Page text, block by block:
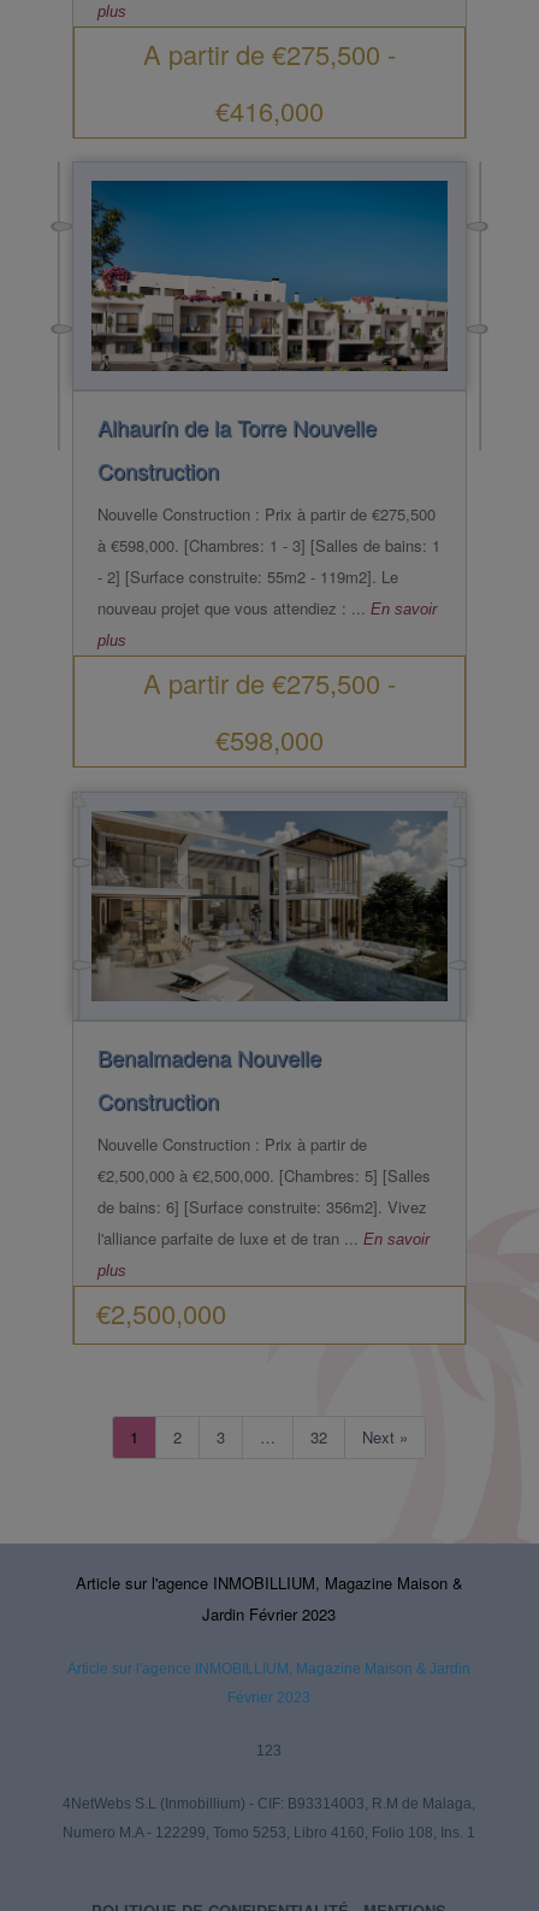
plus
A partir de €275,500 -
€416,000
Alhaurín de la Torre Nouvelle
Construction
Nouvelle Construction : Prix à partir de €275,500
à €598,000. [Chambres: 1 - 3] [Salles de bains: 1
- 2] [Surface construite: 55m2 - 119m2]. Le
nouveau projet que vous attendiez : ... En savoir
plus
A partir de €275,500 -
€598,000
Benalmadena Nouvelle
Construction
Nouvelle Construction : Prix à partir de
€2,500,000 à €2,500,000. [Chambres: 5] [Salles
de bains: 6] [Surface construite: 356m2]. Vivez
l'alliance parfaite de luxe et de tran ...
En savoir
plus
€2,500,000
1 2 3 … 32 Next »
Article sur l'agence INMOBILLIUM, Magazine Maison &
Jardin Février 2023
Article sur l'agence INMOBILLIUM, Magazine Maison & Jardin
Février 2023
123
4NetWebs S.L (Inmobillium) - CIF: B93314003, R.M de Malaga,
Numero M.A - 122299, Tomo 5253, Libro 4160, Folio 108, Ins. 1